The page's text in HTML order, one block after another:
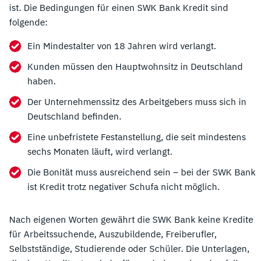
ist. Die Bedingungen für einen SWK Bank Kredit sind
folgende:
Ein Mindestalter von 18 Jahren wird verlangt.
Kunden müssen den Hauptwohnsitz in Deutschland
haben.
Der Unternehmenssitz des Arbeitgebers muss sich in
Deutschland befinden.
Eine unbefristete Festanstellung, die seit mindestens
sechs Monaten läuft, wird verlangt.
Die Bonität muss ausreichend sein – bei der SWK Bank
ist Kredit trotz negativer Schufa nicht möglich.
Nach eigenen Worten gewährt die SWK Bank keine Kredite
für Arbeitssuchende, Auszubildende, Freiberufler,
Selbstständige, Studierende oder Schüler. Die Unterlagen,